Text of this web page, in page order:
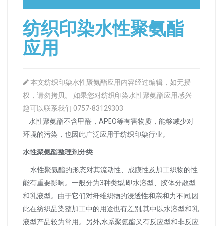
纺织印染水性聚氨酯
应用
本文纺织印染水性聚氨酯应用内容经过编辑，如无授
权，请勿拷贝。 如果您对纺织印染水性聚氨酯应用感兴
趣可以联系我们 0757-83129303
水性聚氨酯不含甲醛，APEO等有害物质，能够减少对
环境的污染，也因此广泛应用于纺织印染行业。
水性聚氨酯整理剂分类
水性聚氨酯的形态对其流动性、成膜性及加工织物的性
能有重要影响。一般分为3种类型,即水溶型、胶体分散型
和乳液型。由于它们对纤维织物的浸透性和亲和力不同,因
此在纺织品染整加工中的用途也有差别,其中以水溶型和乳
液型产品较为常用。另外,水系聚氨酯又有反应型和非反应